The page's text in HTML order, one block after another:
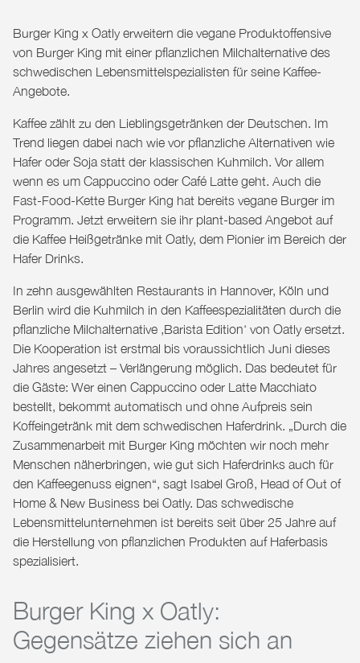
Burger King x Oatly erweitern die vegane Produktoffensive
von Burger King mit einer pflanzlichen Milchalternative des
schwedischen Lebensmittelspezialisten für seine Kaffee-
Angebote.
Kaffee zählt zu den Lieblingsgetränken der Deutschen. Im
Trend liegen dabei nach wie vor pflanzliche Alternativen wie
Hafer oder Soja statt der klassischen Kuhmilch. Vor allem
wenn es um Cappuccino oder Café Latte geht. Auch die
Fast-Food-Kette Burger King hat bereits vegane Burger im
Programm. Jetzt erweitern sie ihr plant-based Angebot auf
die Kaffee Heißgetränke mit Oatly, dem Pionier im Bereich der
Hafer Drinks.
In zehn ausgewählten Restaurants in Hannover, Köln und
Berlin wird die Kuhmilch in den Kaffeespezialitäten durch die
pflanzliche Milchalternative ‚Barista Edition‘ von Oatly ersetzt.
Die Kooperation ist erstmal bis voraussichtlich Juni dieses
Jahres angesetzt ­– Verlängerung möglich. Das bedeutet für
die Gäste: Wer einen Cappuccino oder Latte Macchiato
bestellt, bekommt automatisch und ohne Aufpreis sein
Koffeingetränk mit dem schwedischen Haferdrink. „Durch die
Zusammenarbeit mit Burger King möchten wir noch mehr
Menschen näherbringen, wie gut sich Haferdrinks auch für
den Kaffeegenuss eignen“, sagt Isabel Groß, Head of Out of
Home & New Business bei Oatly. Das schwedische
Lebensmittelunternehmen ist bereits seit über 25 Jahre auf
die Herstellung von pflanzlichen Produkten auf Haferbasis
spezialisiert.
Burger King x Oatly:
Gegensätze ziehen sich an